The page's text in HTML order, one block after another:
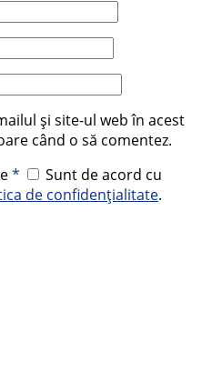
și site-ul web în acest
când o să comentez.
*
Sunt de acord cu
de confidențialitate.